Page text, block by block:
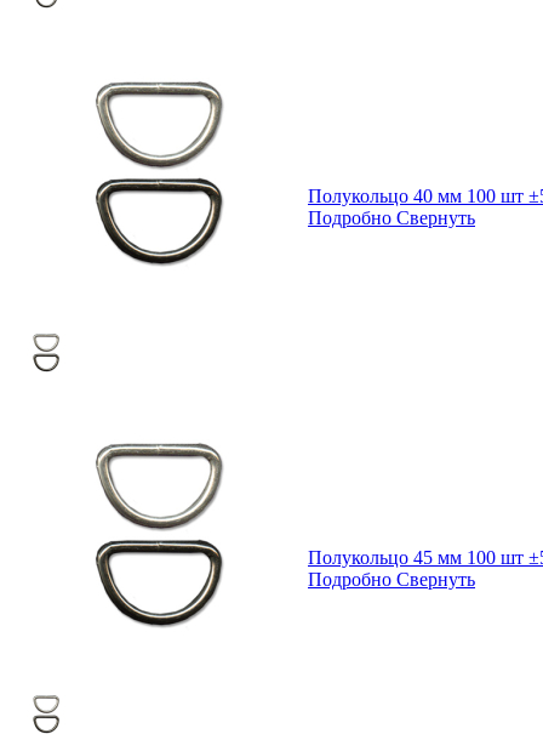
Полукольцо 40 мм 100 шт
Подробно Свернуть
Полукольцо 45 мм 100 шт
Подробно Свернуть